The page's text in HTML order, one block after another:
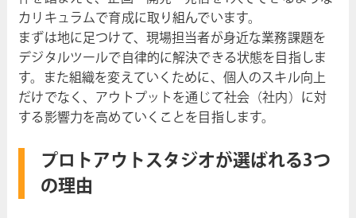
カリキュラムで育成に取り組んでいます。
まずは地に足つけて、現場担当者が身近な業務課題を
デジタルツールで自律的に解決できる状態を目指しま
す。また組織を変えていくために、個人のスキル向上
だけでなく、アウトプットを通じて社会（社内）に対
する影響力を高めていくことを目指します。
プロトアウトスタジオが選ばれる3つ
の理由